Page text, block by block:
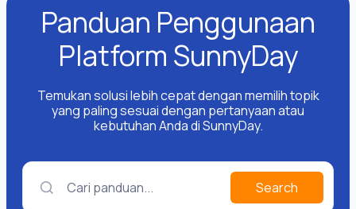
Panduan Penggunaan
Platform SunnyDay
Temukan solusi lebih cepat dengan memilih topik
yang paling sesuai dengan pertanyaan atau
kebutuhan Anda di SunnyDay.
Cari panduan... Search